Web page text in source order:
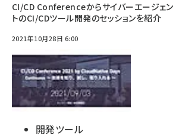
CI/CD Conferenceからサイバーエージェン
トのCI/CDツール開発のセッションを紹介
2021年10月28日 6:00
開発ツール